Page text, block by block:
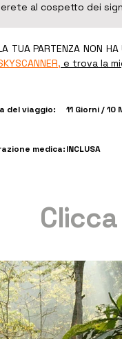
al cospetto dei
TUA PARTENZA NON
e trova la
del viaggio: 11 Giorni / 10
medica:INCLUSA